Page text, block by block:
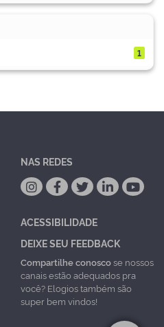
1
NAS REDES
ACESSIBILIDADE
DEIXE SEU FEEDBACK
Compartilhe conoscose nossos
canais estão adequados pra
você? Elogios também são
super bem vindos!